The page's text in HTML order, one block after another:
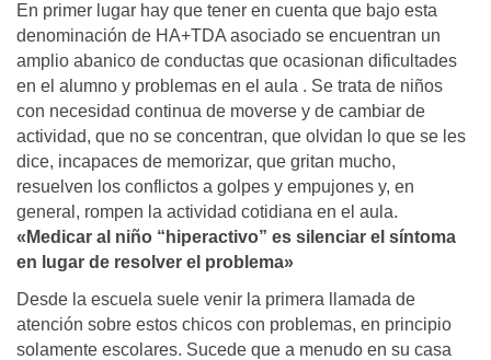
En primer lugar hay que tener en cuenta que bajo esta
denominación de HA+TDA asociado se encuentran un
amplio abanico de conductas que ocasionan dificultades
en el alumno y problemas en el aula . Se trata de niños
con necesidad continua de moverse y de cambiar de
actividad, que no se concentran, que olvidan lo que se les
dice, incapaces de memorizar, que gritan mucho,
resuelven los conflictos a golpes y empujones y, en
general, rompen la actividad cotidiana en el aula.
« Medicar al niño “hiperactivo” es silenciar el síntoma
en lugar de resolver el problema»
Desde la escuela suele venir la primera llamada de
atención sobre estos chicos con problemas, en principio
solamente escolares. Sucede que a menudo en su casa